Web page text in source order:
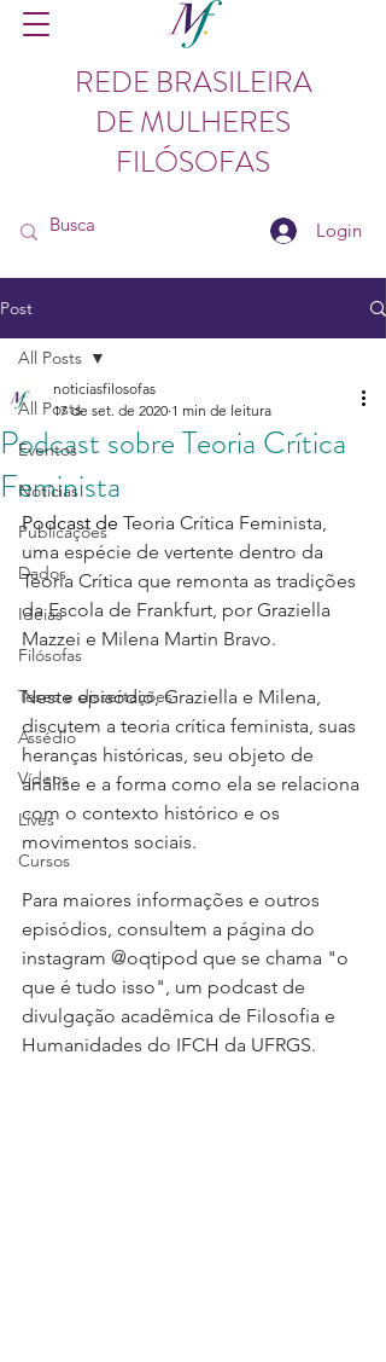
REDE BRASILEIRA
DE MULHERES
FILÓSOFAS
Login
Post
All Posts
Eventos
Notícias
Publicações
Dados
Ideias
Filósofas
Teses e dissertações
Assédio
Vídeos
Lives
Cursos
All Posts
Podcast sobre Teoria Crítica
Feminista
noticiasfilosofas
17 de set. de 2020 1 min de leitura
Podcast de Teoria Crítica Feminista,
uma espécie de vertente dentro da
Teoria Crítica que remonta as tradições
da Escola de Frankfurt, por Graziella
Mazzei e Milena Martin Bravo.
Neste episódio, Graziella e Milena,
discutem a teoria crítica feminista, suas
heranças históricas, seu objeto de
análise e a forma como ela se relaciona
com o contexto histórico e os
movimentos sociais.
Para maiores informações e outros
episódios, consultem a página do
instagram @oqtipod que se chama "o
que é tudo isso", um podcast de
divulgação acadêmica de Filosofia e
Humanidades do IFCH da UFRGS.